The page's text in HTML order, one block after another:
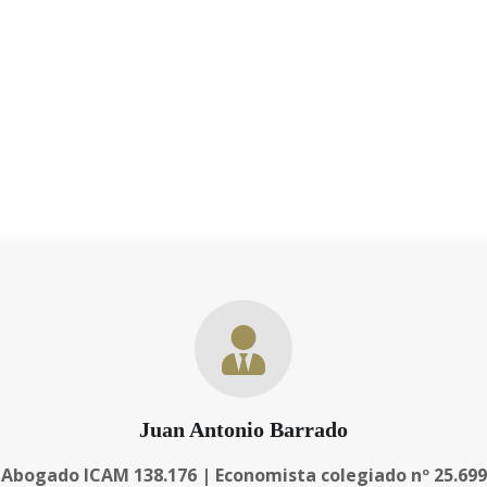
Juan Antonio Barrado
Abogado ICAM 138.176 | Economista colegiado nº 25.699